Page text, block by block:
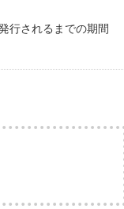
行されるまでの期間